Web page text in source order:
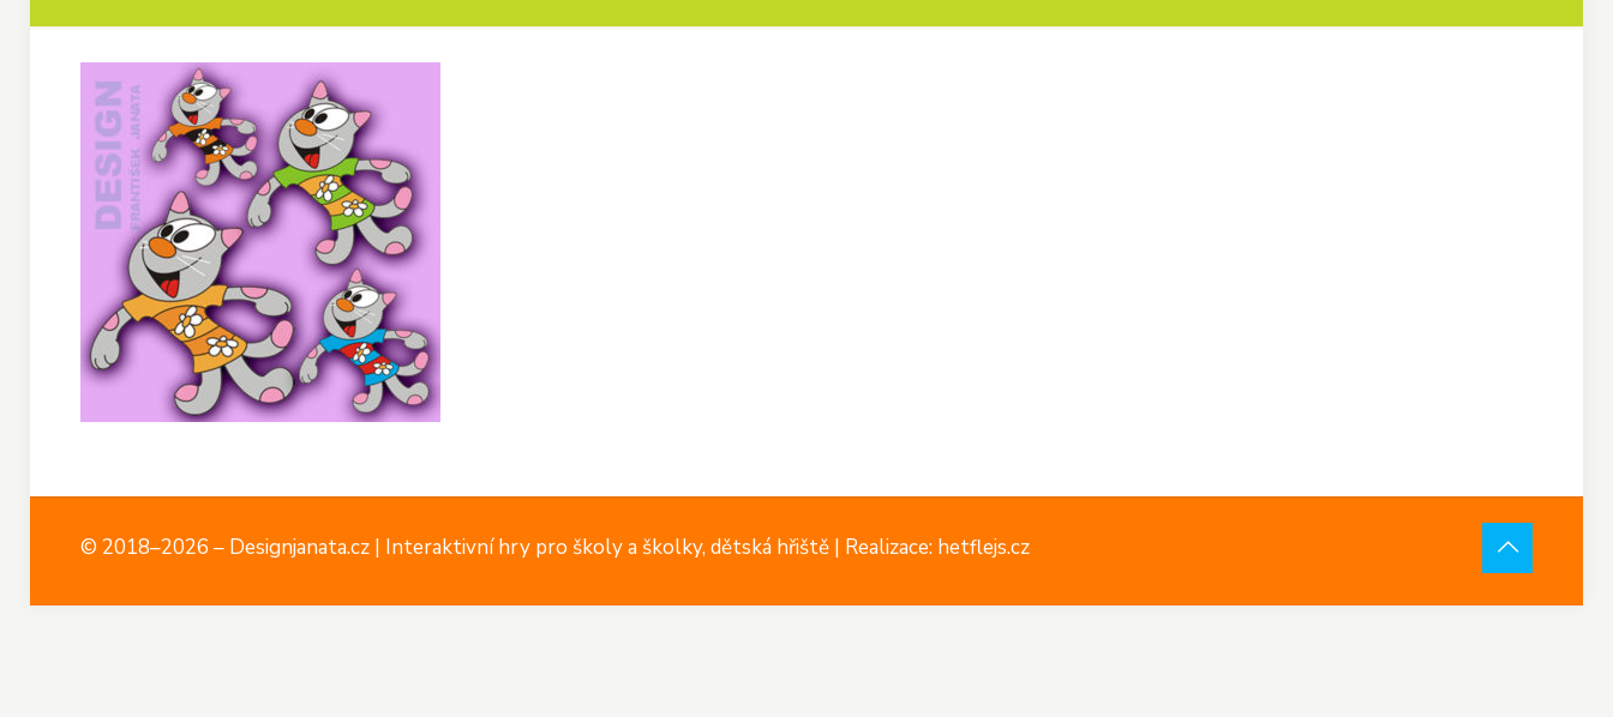
© 2018–2026 – Designjanata.cz | Interaktivní hry pro školy a školky, dětská hřiště | Realizace: hetflejs.cz